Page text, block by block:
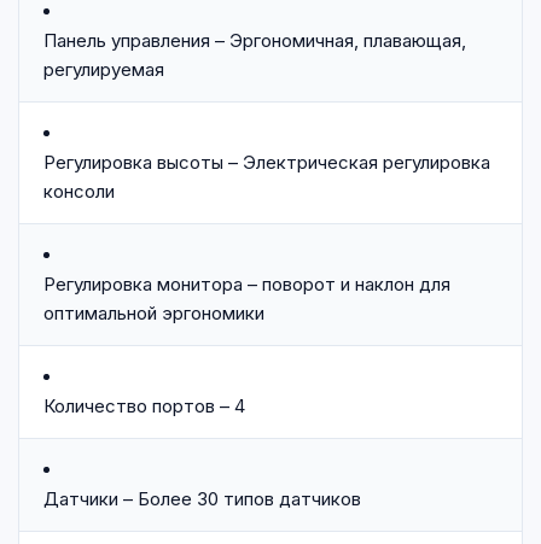
Панель управления – Эргономичная, плавающая,
регулируемая
Регулировка высоты – Электрическая регулировка
консоли
Регулировка монитора – поворот и наклон для
оптимальной эргономики
Количество портов – 4
Датчики – Более 30 типов датчиков